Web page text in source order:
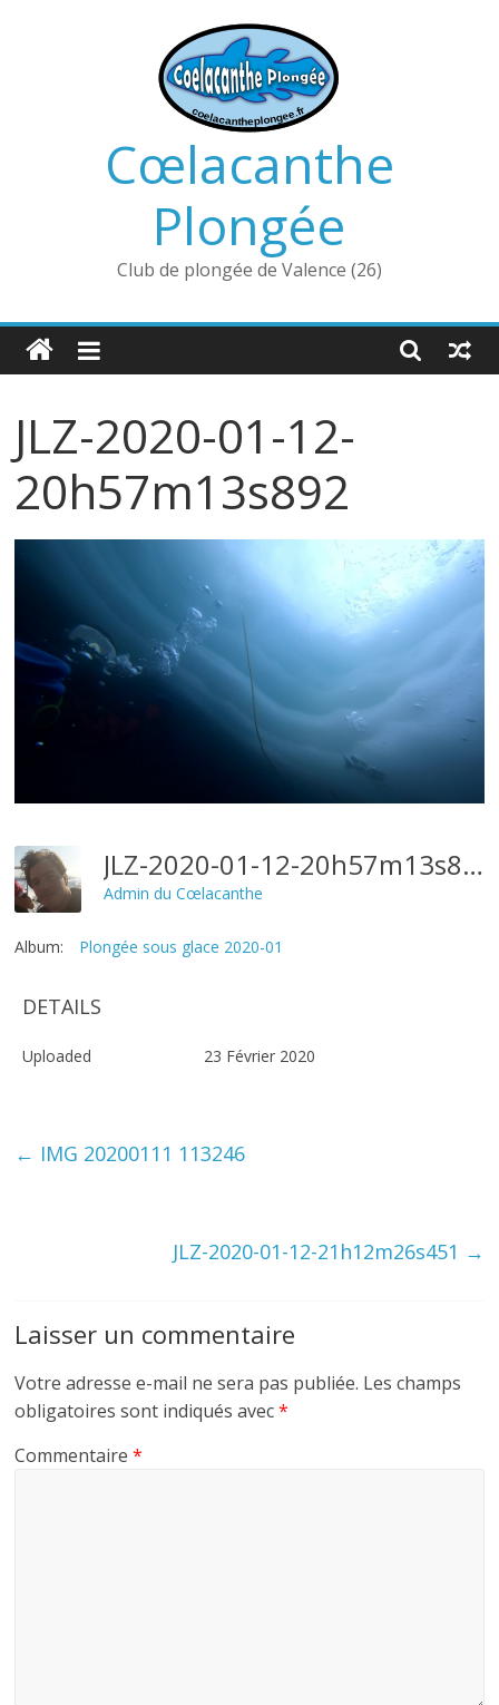
Cœlacanthe
Plongée
Club de plongée de Valence (26)
JLZ-2020-01-12-
20h57m13s892
JLZ-2020-01-12-20h57m13s892
Admin du Cœlacanthe
Album: Plongée sous glace 2020-01
DETAILS
Uploaded 23 Février 2020
← IMG 20200111 113246
JLZ-2020-01-12-21h12m26s451 →
Laisser un commentaire
Votre adresse e-mail ne sera pas publiée. Les champs
obligatoires sont indiqués avec*
Commentaire*